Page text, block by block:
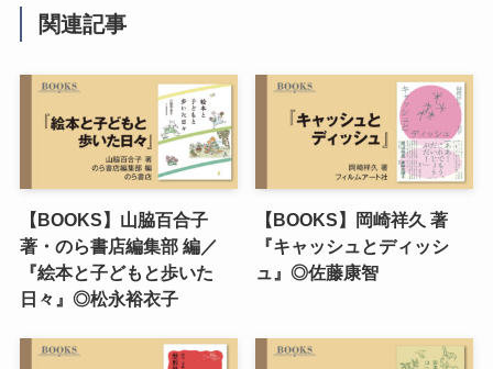
関連記事
【BOOKS】山脇百合子
著・のら書店編集部 編／
『絵本と子どもと歩いた
日々』◎松永裕衣子
【BOOKS】岡崎祥久 著
『キャッシュとディッシ
ュ』◎佐藤康智